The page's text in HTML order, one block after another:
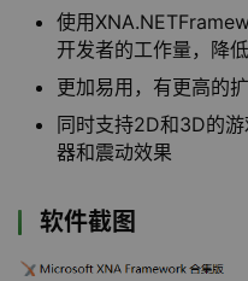
使用
开发者的工作量，降
更加易用，有更高的
同时支持2D和3D的
器和震动效果
软件截图